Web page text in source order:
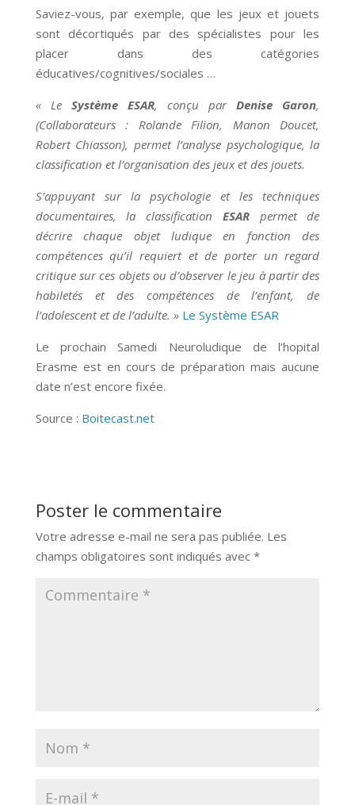
Saviez-vous, par exemple, que les jeux et jouets
sont décortiqués par des spécialistes pour les
placer dans des catégories
éducatives/cognitives/sociales …
« Le Système ESAR, conçu parDenise Garon,
(Collaborateurs : Rolande Filion, Manon Doucet,
Robert Chiasson), permet l’analyse psychologique, la
classification et l’organisation des jeux et des jouets.
S’appuyant sur la psychologie et les techniques
documentaires, la classification ESARpermet de
décrire chaque objet ludique en fonction des
compétences qu’il requiert et de porter un regard
critique sur ces objets ou d’observer le jeu à partir des
habiletés et des compétences de l’enfant, de
l’adolescent et de l’adulte. » Le Système ESAR
Le prochain Samedi Neuroludique de l’hopital
Erasme est en cours de préparation mais aucune
date n’est encore fixée.
Source : Boitecast.net
Poster le commentaire
Votre adresse e-mail ne sera pas publiée. Les
champs obligatoires sont indiqués avec *